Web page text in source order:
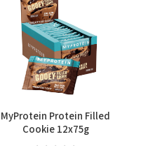
למוצר זה יש מספר סוגים. ניתן לבחור את האפשרויות בעמוד המוצר
MyProtein Protein Filled
Cookie 12x75g